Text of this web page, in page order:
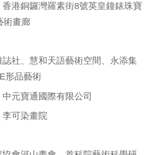
香港銅鑼灣羅素街8號英皇鐘錶珠寶
術畫廊
誌社、慧和天語藝術空間、永添集
形品藝術
中元寶通國際有限公司
李可染畫院